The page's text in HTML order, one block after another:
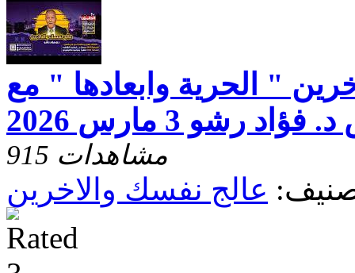
" الحرية وابعادها " مع
رشو 3 مارس 2026
915 مشاهدات
عالج نفسك والاخرين